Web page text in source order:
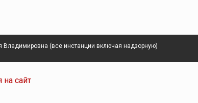
Владимировна (все инстанции включая надзорную)
на сайт